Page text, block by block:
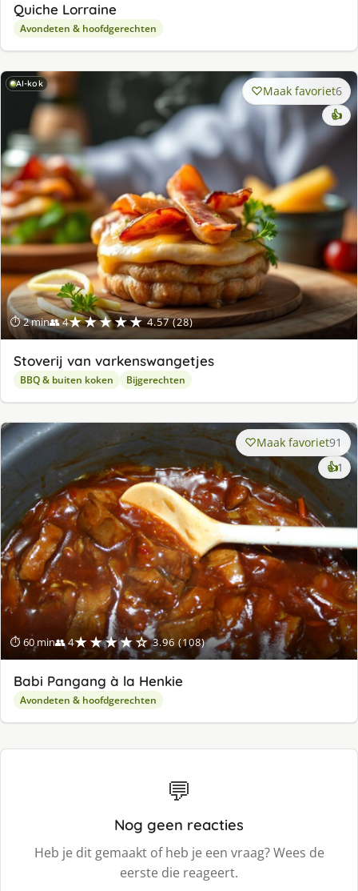
Quiche Lorraine
Avondeten & hoofdgerechten
AI-kok
⏱ 2 min👥 4★★★★★ 4.57 (28)
Maak favoriet6
👍
Stoverij van varkenswangetjes
BBQ & buiten koken Bijgerechten
⏱ 60 min👥 4★★★★☆ 3.96 (108)
Maak favoriet91
👍1
Babi Pangang à la Henkie
Avondeten & hoofdgerechten
💬
Nog geen reacties
Heb je dit gemaakt of heb je een vraag? Wees de
eerste die reageert.